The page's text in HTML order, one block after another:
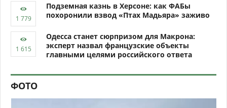
Подземная казнь в Херсоне: как ФАБы
похоронили взвод «Птах Мадьяра» заживо
Одесса станет сюрпризом для Макрона:
эксперт назвал французские объекты
главными целями российского ответа
ФОТО